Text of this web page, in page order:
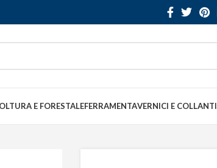
E FORESTALEFERRAMENTAVERNICI E COLLANTI